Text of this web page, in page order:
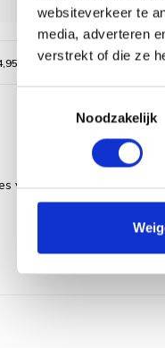
websiteverkeer te
media, adverteren
verstrekt of die ze
Noodzakelijk
boven € 70,00 gratis (NL)
voor het bevestigen